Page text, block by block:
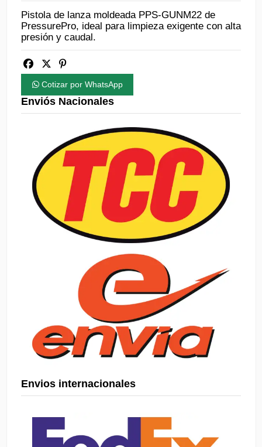
Pistola de lanza moldeada PPS-GUNM22 de
PressurePro, ideal para limpieza exigente con alta
presión y caudal.
Cotizar por WhatsApp
Enviós Nacionales
Envios internacionales